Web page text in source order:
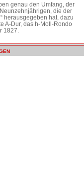
genau den Umfang, der
die der
herausgegeben hat, dazu
A-Dur, das h-Moll-Rondo
1827.